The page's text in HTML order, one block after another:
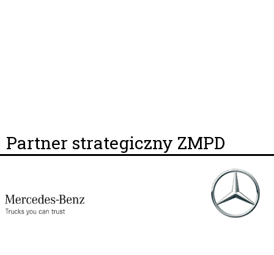
Partner strategiczny ZMPD